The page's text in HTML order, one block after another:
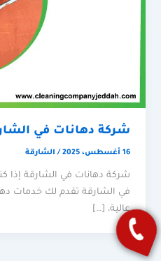
شركة دهانات في
16 أغسطس، 2025 / الشارقة
شركة دهانات في الشارقة إذا
في الشارقة تقدم لك خدمات
عالية، […]